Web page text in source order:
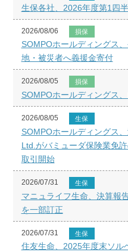
生保各社、2026年度第1四
2026/08/06 損保
SOMPOホールディングス
地・被災者へ義援金寄付
2026/08/05 損保
SOMPOホールディングス
2026/08/05 生保
SOMPOホールディングス
Ltd.がバミューダ保険業免
取引開始
2026/07/31 生保
マニュライフ生命、決算報
を一部訂正
2026/07/31 生保
住友生命、2025年度末ソル